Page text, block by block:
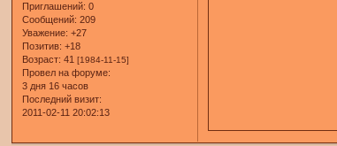
Приглашений: 0
Сообщений: 209
Уважение: +27
Позитив: +18
Возраст: 41[1984-11-15]
Провел на форуме:
3 дня 16 часов
Последний визит:
2011-02-11 20:02:13